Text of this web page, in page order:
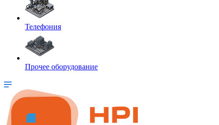
Телефония
Прочее оборудование